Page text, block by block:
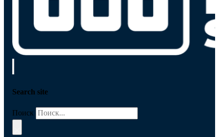
Search site
Поиск
×